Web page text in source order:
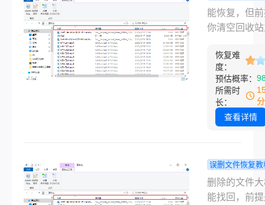
物理位置，
覆盖，神仙
救。
么恢复删除
件？亲测有
能恢复，但
你清空回收
过新东西。
除只是把硬
空间标记成“
盖”，实际数
原地躺着，
找回来。这
比用什么软
键——因为一
恢复难
度：
预估概率：
所需时
长：
查看详情
误删文件恢复教
件删了还能
来吗？回收
删除的文件
能找回，前